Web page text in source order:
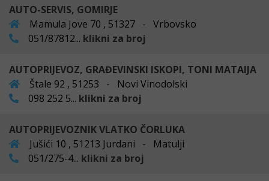
AUTO-SERVIS, GOMIRJE
Mamula Jove 70 , 51327 - Vrbovsko
051/87812... klikni za broj
AUTOPRIJEVOZ, GRAĐEVINSKI ISKOPI, TONI MATAIJA
Štale 92 , 51253 - Novi Vinodolski
098 252 5... klikni za broj
AUTOPRIJEVOZNIK VLATKO ČORLUKA
Jušići 10 , 51213 Jurdani - Matulji
051/275-4... klikni za broj